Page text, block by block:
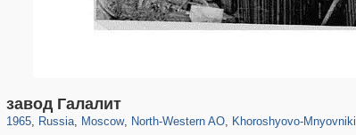
завод Галалит
1965, Russia
1,406,819
, Moscow
319,864 8,286
, North-Western AO
8,080
, Khoroshyovo-Mnyovniki